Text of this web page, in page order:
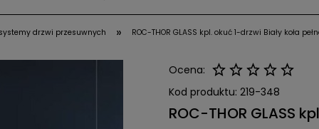
drzwi przesuwnych » ROC-THOR GLASS kpl. okuć 1-drzwi Biały koła
Ocena:
Kod produktu: 219-348
ROC-THOR GLASS